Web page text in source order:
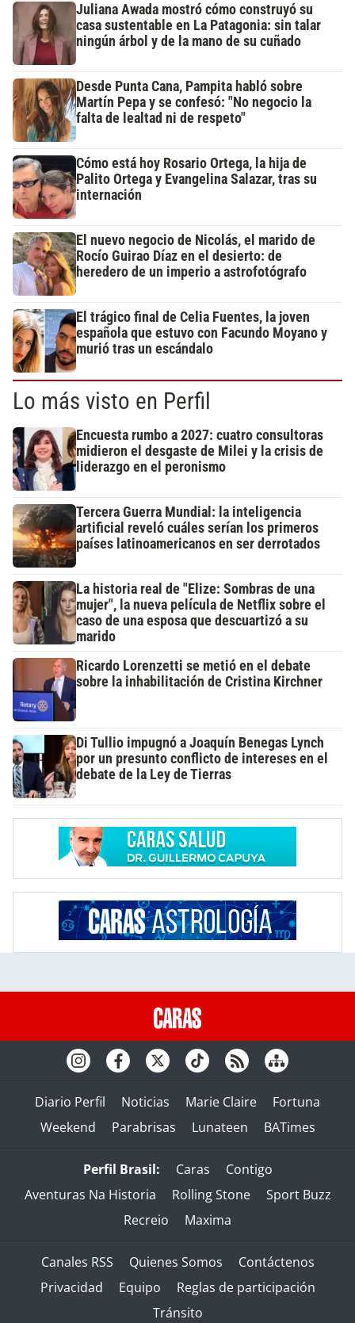
Juliana Awada mostró cómo construyó su
casa sustentable en La Patagonia: sin talar
ningún árbol y de la mano de su cuñado
Desde Punta Cana, Pampita habló sobre
Martín Pepa y se confesó: "No negocio la
falta de lealtad ni de respeto"
Cómo está hoy Rosario Ortega, la hija de
Palito Ortega y Evangelina Salazar, tras su
internación
El nuevo negocio de Nicolás, el marido de
Rocío Guirao Díaz en el desierto: de
heredero de un imperio a astrofotógrafo
El trágico final de Celia Fuentes, la joven
española que estuvo con Facundo Moyano y
murió tras un escándalo
Lo más visto en Perfil
Encuesta rumbo a 2027: cuatro consultoras
midieron el desgaste de Milei y la crisis de
liderazgo en el peronismo
Tercera Guerra Mundial: la inteligencia
artificial reveló cuáles serían los primeros
países latinoamericanos en ser derrotados
La historia real de "Elize: Sombras de una
mujer", la nueva película de Netflix sobre el
caso de una esposa que descuartizó a su
marido
Ricardo Lorenzetti se metió en el debate
sobre la inhabilitación de Cristina Kirchner
Di Tullio impugnó a Joaquín Benegas Lynch
por un presunto conflicto de intereses en el
debate de la Ley de Tierras
Diario Perfil Noticias Marie Claire
Fortuna
Weekend
Parabrisas Lunateen BATimes
Perfil Brasil: Caras
Contigo
Aventuras Na Historia
Rolling Stone
Sport Buzz
Recreio
Maxima
Canales RSS Quienes Somos
Contáctenos
Privacidad
Equipo
Reglas de participación
Tránsito